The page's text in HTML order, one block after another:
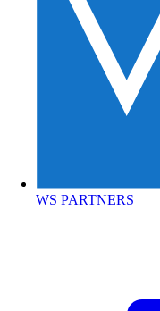
WS PARTNERS